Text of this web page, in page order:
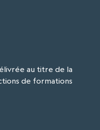
au titre de la
de formations